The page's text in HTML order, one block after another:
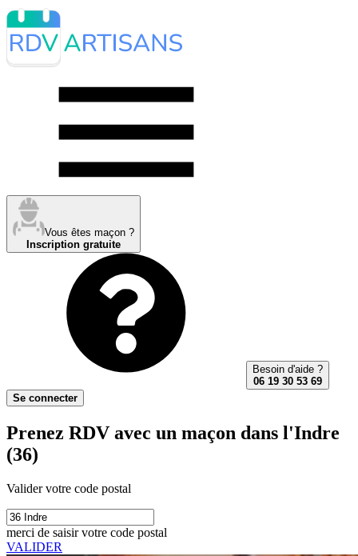
Vous êtes maçon ?
Inscription gratuite
Besoin d'aide ?
06 19 30 53 69
Se connecter
Prenez RDV avec un maçon dans l'Indre
(36)
Valider votre code postal
merci de saisir votre code postal
VALIDER